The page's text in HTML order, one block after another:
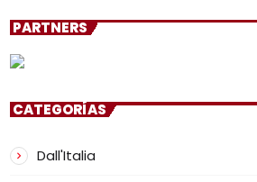
PARTNERS
CATEGORÍAS
Dall'Italia